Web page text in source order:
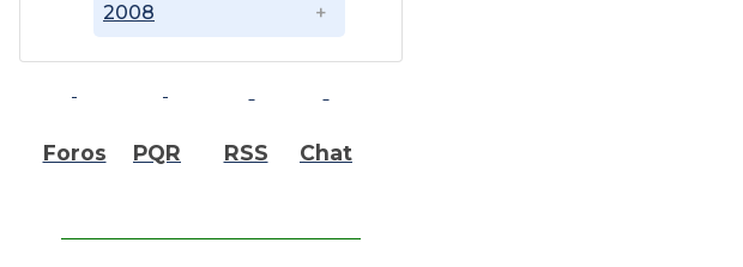
2008
Foros PQR RSS Chat